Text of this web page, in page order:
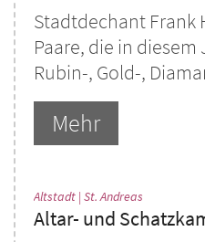
Stadtdechant Frank
Paare, die in diesem
Rubin-, Gold-,
Mehr
Altstadt | St. Andreas
Altar- und